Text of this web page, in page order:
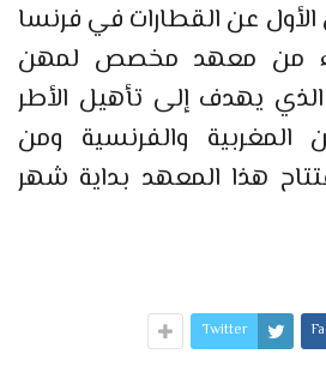
عن القطارات في فرنسا
من معهد مخصص لمهن
يهدف إلى تأهيل الأطر
المغربية والفرنسية ومن
هذا المعهد بداية شهر
Twitter